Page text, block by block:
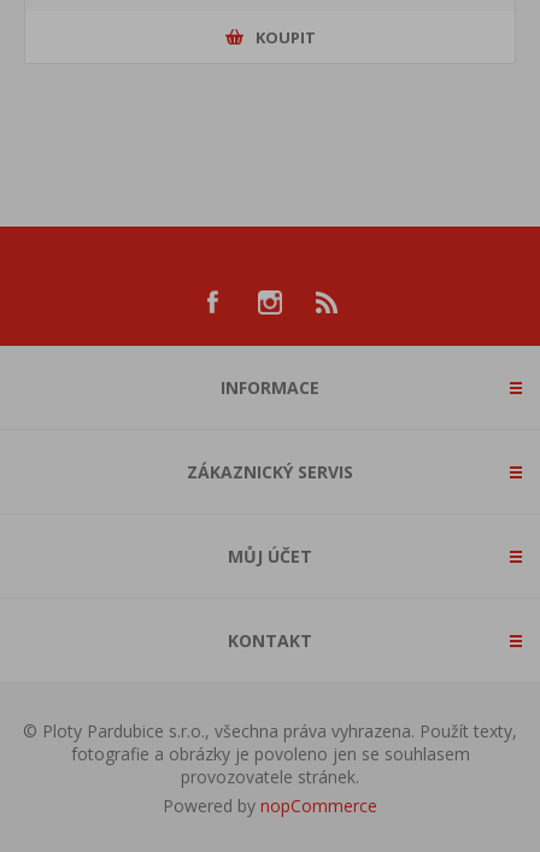
KOUPIT
INFORMACE
ZÁKAZNICKÝ SERVIS
MŮJ ÚČET
KONTAKT
© Ploty Pardubice s.r.o., všechna práva vyhrazena. Použít texty,
fotografie a obrázky je povoleno jen se souhlasem
provozovatele stránek.
Powered by nopCommerce